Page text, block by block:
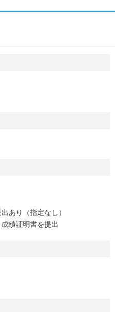
あり（指定なし）
績証明書を提出